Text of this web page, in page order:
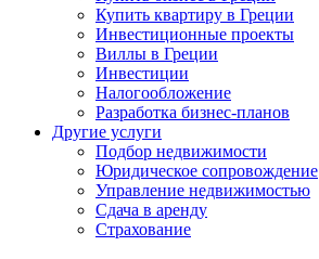
Купить квартиру в Греции
Инвестиционные проекты
Виллы в Греции
Инвестиции
Налогообложение
Разработка бизнес-планов
Другие услуги
Подбор недвижимости
Юридическое сопровождение
Управление недвижимостью
Сдача в аренду
Страхование